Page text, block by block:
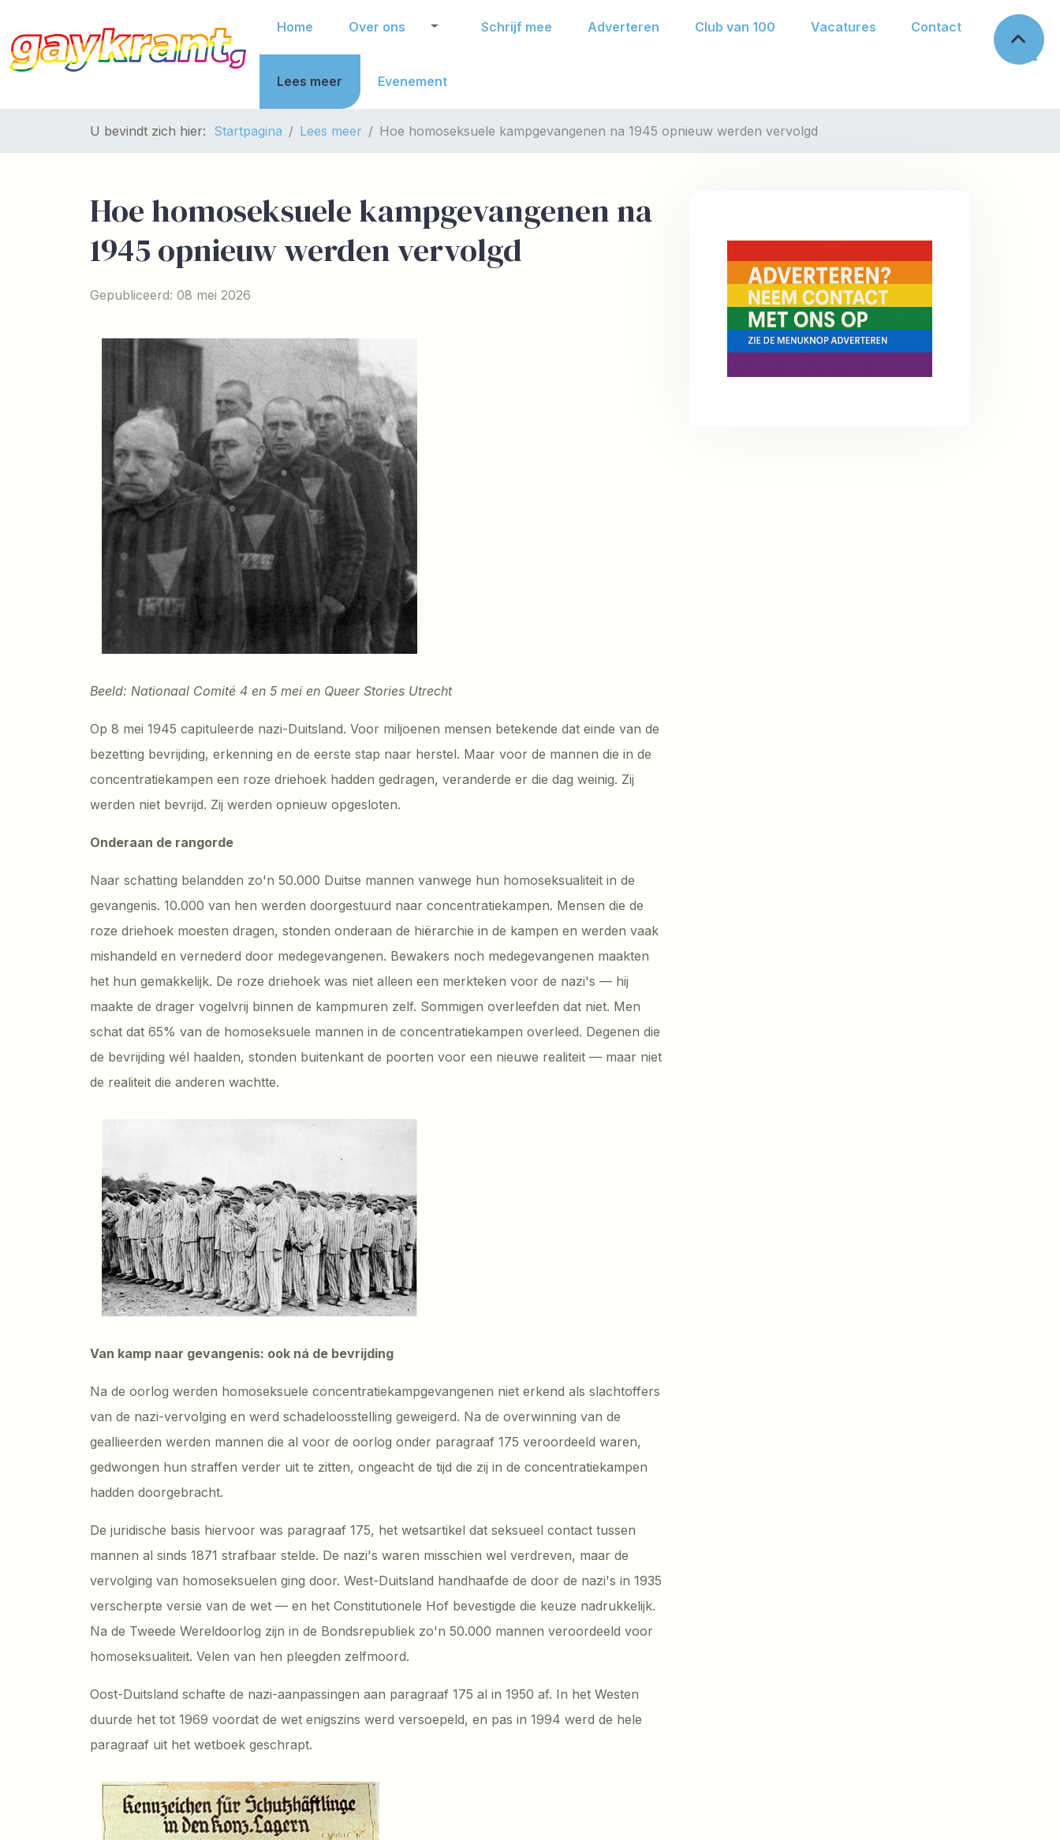
Home Over ons Schrijf mee Adverteren Club van 100 Vacatures Contact
Lees meer Evenement
U bevindt zich hier: Startpagina Lees meer Hoe homoseksuele kampgevangenen na 1945 opnieuw werden vervolgd
Hoe homoseksuele kampgevangenen na
1945 opnieuw werden vervolgd
Gepubliceerd: 08 mei 2026
Beeld: Nationaal Comité 4 en 5 mei en Queer Stories Utrecht
Op 8 mei 1945 capituleerde nazi-Duitsland. Voor miljoenen mensen betekende dat einde van de
bezetting bevrijding, erkenning en de eerste stap naar herstel. Maar voor de mannen die in de
concentratiekampen een roze driehoek hadden gedragen, veranderde er die dag weinig. Zij
werden niet bevrijd. Zij werden opnieuw opgesloten.
Onderaan de rangorde
Naar schatting belandden zo'n 50.000 Duitse mannen vanwege hun homoseksualiteit in de
gevangenis. 10.000 van hen werden doorgestuurd naar concentratiekampen. Mensen die de
roze driehoek moesten dragen, stonden onderaan de hiërarchie in de kampen en werden vaak
mishandeld en vernederd door medegevangenen. Bewakers noch medegevangenen maakten
het hun gemakkelijk. De roze driehoek was niet alleen een merkteken voor de nazi's — hij
maakte de drager vogelvrij binnen de kampmuren zelf. Sommigen overleefden dat niet. Men
schat dat 65% van de homoseksuele mannen in de concentratiekampen overleed. Degenen die
de bevrijding wél haalden, stonden buitenkant de poorten voor een nieuwe realiteit — maar niet
de realiteit die anderen wachtte.
Van kamp naar gevangenis: ook ná de bevrijding
Na de oorlog werden homoseksuele concentratiekampgevangenen niet erkend als slachtoffers
van de nazi-vervolging en werd schadeloosstelling geweigerd. Na de overwinning van de
geallieerden werden mannen die al voor de oorlog onder paragraaf 175 veroordeeld waren,
gedwongen hun straffen verder uit te zitten, ongeacht de tijd die zij in de concentratiekampen
hadden doorgebracht.
De juridische basis hiervoor was paragraaf 175, het wetsartikel dat seksueel contact tussen
mannen al sinds 1871 strafbaar stelde. De nazi's waren misschien wel verdreven, maar de
vervolging van homoseksuelen ging door. West-Duitsland handhaafde de door de nazi's in 1935
verscherpte versie van de wet — en het Constitutionele Hof bevestigde die keuze nadrukkelijk.
Na de Tweede Wereldoorlog zijn in de Bondsrepubliek zo'n 50.000 mannen veroordeeld voor
homoseksualiteit. Velen van hen pleegden zelfmoord.
Oost-Duitsland schafte de nazi-aanpassingen aan paragraaf 175 al in 1950 af. In het Westen
duurde het tot 1969 voordat de wet enigszins werd versoepeld, en pas in 1994 werd de hele
paragraaf uit het wetboek geschrapt.